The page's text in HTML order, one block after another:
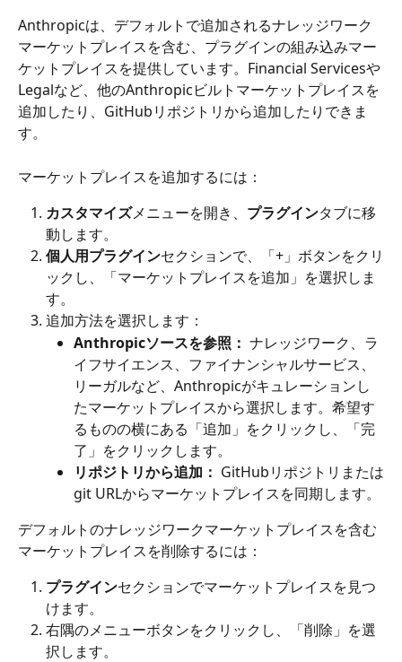
Anthropicは、デフォルトで追加されるナレッジワーク
マーケットプレイスを含む、プラグインの組み込みマー
ケットプレイスを提供しています。Financial Servicesや
Legalなど、他のAnthropicビルトマーケットプレイスを
追加したり、GitHubリポジトリから追加したりできま
す。
マーケットプレイスを追加するには：
カスタマイズメニューを開き、 プラグインタブに移
動します。
個人用プラグインセクションで、「+」ボタンをクリ
ックし、「マーケットプレイスを追加」を選択しま
す。
追加方法を選択します：
Anthropicソースを参照： ナレッジワーク、ラ
イフサイエンス、ファイナンシャルサービス、
リーガルなど、Anthropicがキュレーションし
たマーケットプレイスから選択します。希望す
るものの横にある「追加」をクリックし、「完
了」をクリックします。
リポジトリから追加： GitHubリポジトリまたは
git URLからマーケットプレイスを同期します。
デフォルトのナレッジワークマーケットプレイスを含む
マーケットプレイスを削除するには：
プラグインセクションでマーケットプレイスを見つ
けます。
右隅のメニューボタンをクリックし、「削除」を選
択します。